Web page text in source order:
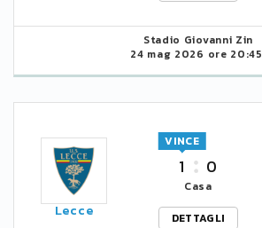
Stadio Giovanni Zin
24 mag 2026 ore 20:45
Lecce
1
VINCE
0
Casa
DETTAGLI